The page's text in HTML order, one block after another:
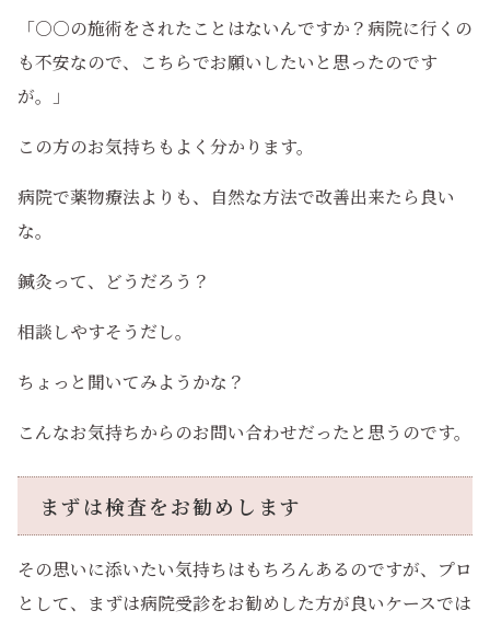
「○○の施術をされたことはないんですか？病院に行くの
も不安なので、こちらでお願いしたいと思ったのです
が。」
この方のお気持ちもよく分かります。
病院で薬物療法よりも、自然な方法で改善出来たら良い
な。
鍼灸って、どうだろう？
相談しやすそうだし。
ちょっと聞いてみようかな？
こんなお気持ちからのお問い合わせだったと思うのです。
まずは検査をお勧めします
その思いに添いたい気持ちはもちろんあるのですが、プロ
として、まずは病院受診をお勧めした方が良いケースでは